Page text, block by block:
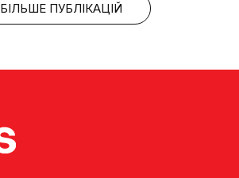
БІЛЬШЕ ПУБЛІКАЦІЙ